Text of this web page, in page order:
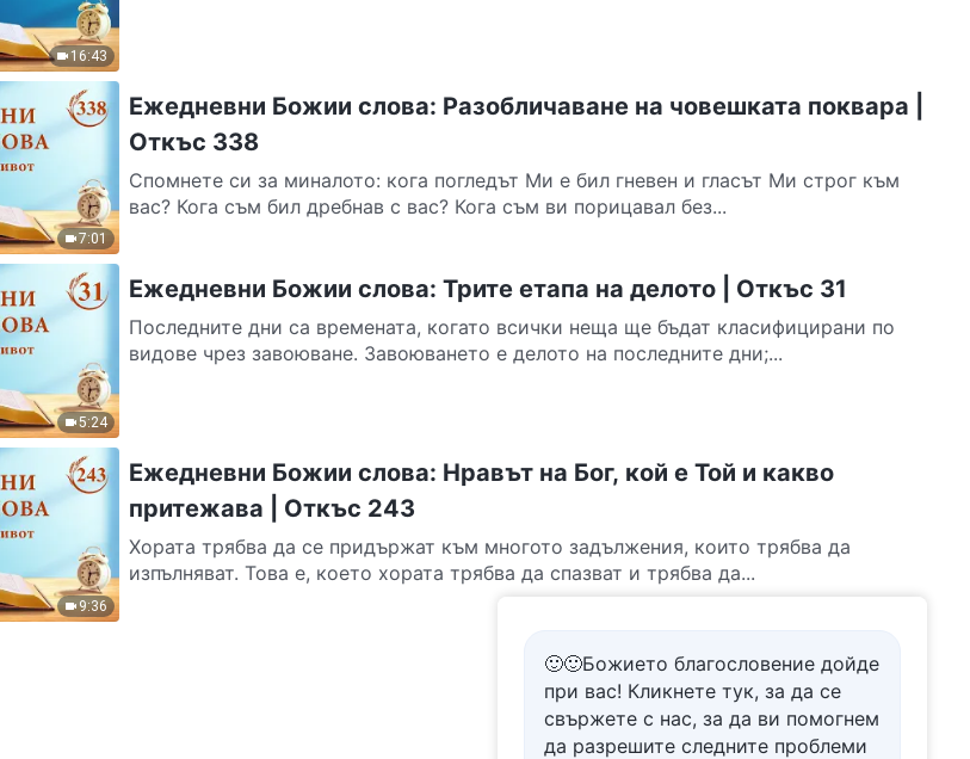
16:43
7:01
Ежедневни Божии слова: Разобличаване на човешката поквара |
Откъс 338
Спомнете си за миналото: кога погледът Ми е бил гневен и гласът Ми строг към
вас? Кога съм бил дребнав с вас? Кога съм ви порицавал без...
5:24
Ежедневни Божии слова: Трите етапа на делото | Откъс 31
Последните дни са времената, когато всички неща ще бъдат класифицирани по
видове чрез завоюване. Завоюването е делото на последните дни;...
9:36
Ежедневни Божии слова: Нравът на Бог, кой е Той и какво
притежава | Откъс 243
Хората трябва да се придържат към многото задължения, които трябва да
изпълняват. Това е, което хората трябва да спазват и трябва да...
🙂🙂Божието благословение дойде
при вас! Кликнете тук, за да се
свържете с нас, за да ви помогнем
да разрешите следните проблеми